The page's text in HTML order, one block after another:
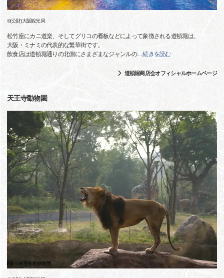
©(公財)大阪観光局
松竹座にカニ道楽、そしてグリコの看板などによって象徴される道頓堀は、
大阪・ミナミの代表的な繁華街です。
飲食店は道頓堀通りの北側にさまざまなジャンルの…続きを読む
道頓堀商店会オフィシャルホームページ
天王寺動物園